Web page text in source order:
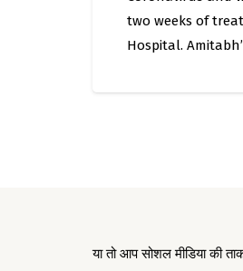
two weeks of
Hospital.
या तो आप सोशल मीडिया की